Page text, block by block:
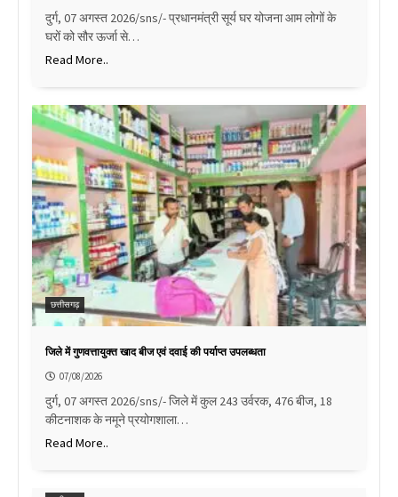
दुर्ग, 07 अगस्त 2026/sns/- प्रधानमंत्री सूर्य घर योजना आम लोगों के
घरों को सौर ऊर्जा से…
Read More..
छत्तीसगढ़
जिले में गुणवत्तायुक्त खाद बीज एवं दवाई की पर्याप्त उपलब्धता
07/08/2026
दुर्ग, 07 अगस्त 2026/sns/- जिले में कुल 243 उर्वरक, 476 बीज, 18
कीटनाशक के नमूने प्रयोगशाला…
Read More..